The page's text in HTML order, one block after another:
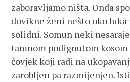
zaboravljamo ništa. Onda
dovikne ženi nešto oko
solidni. Somun neki
tamnom podignutom kosom
čovjek koji radi na
zarobljen pa razmijenjen.